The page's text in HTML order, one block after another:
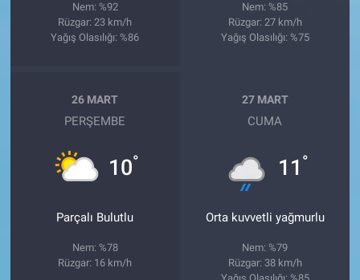
Nem: %92
Rüzgar: 23 km/h
Yağış Olasılığı: %86
Nem: %85
Rüzgar: 27 km/h
Yağış Olasılığı: %75
26 MART
PERŞEMBE
10°
Parçalı Bulutlu
Nem: %78
Rüzgar: 16 km/h
27 MART
CUMA
11 °
Orta kuvvetli yağmurlu
Nem: %79
Rüzgar: 38 km/h